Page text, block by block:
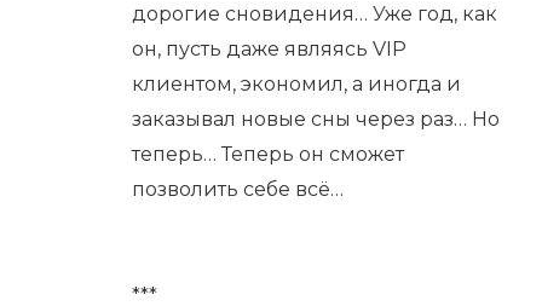
дорогие сновидения… Уже год, как
он, пусть даже являясь VIP
клиентом, экономил, а иногда и
заказывал новые сны через раз… Но
теперь… Теперь он сможет
позволить себе всё…
***